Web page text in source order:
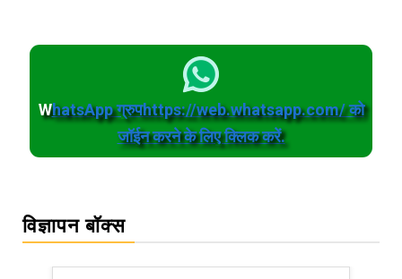
WhatsApp ग्रुपhttps://web.whatsapp.com/ को
जॉईन करने के लिए क्लिक करें.
विज्ञापन बॉक्स